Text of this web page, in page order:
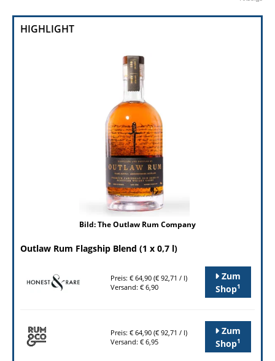
HIGHLIGHT
Bild: The Outlaw Rum Company
Outlaw Rum Flagship Blend (1 x 0,7 l)
Preis: € 64,90 (€ 92,71 / l)
Versand: € 6,90
Zum
Shop1
Preis: € 64,90 (€ 92,71 / l)
Versand: € 6,95
Zum
Shop1